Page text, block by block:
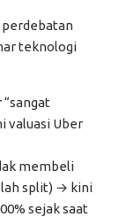
perdebatan
teknologi
“sangat
valuasi Uber
membeli
split) → kini
sejak saat